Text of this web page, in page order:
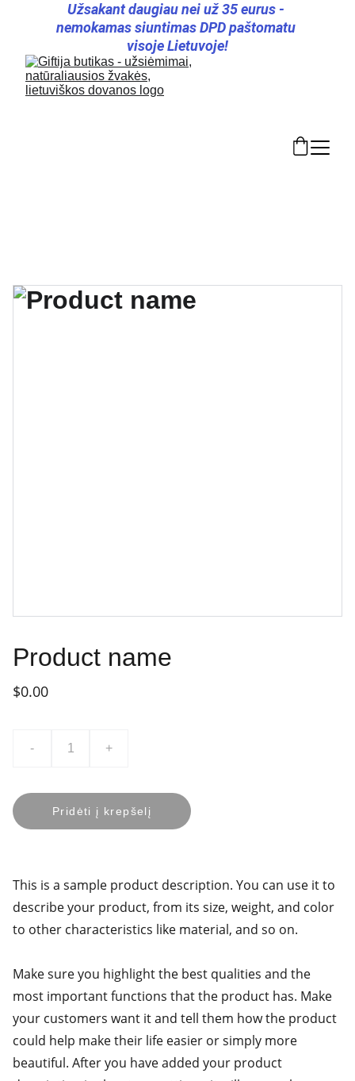
Užsakant daugiau nei už 35 eurus -
nemokamas siuntimas DPD paštomatu
visoje Lietuvoje!
Product name
$0.00
- +
Pridėti į krepšelį
This is a sample product description. You can use it to
describe your product, from its size, weight, and color
to other characteristics like material, and so on.
Make sure you highlight the best qualities and the
most important functions that the product has. Make
your customers want it and tell them how the product
could help make their life easier or simply more
beautiful. After you have added your product